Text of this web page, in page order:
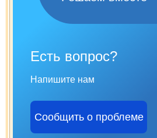
Есть вопрос?
Напишите нам
Сообщить о проблеме